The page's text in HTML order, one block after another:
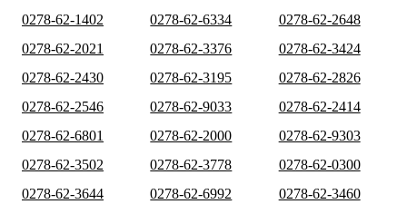
0278-62-1402
0278-62-6334
0278-62-2648
0278-62-2021
0278-62-3376
0278-62-3424
0278-62-2430
0278-62-3195
0278-62-2826
0278-62-2546
0278-62-9033
0278-62-2414
0278-62-6801
0278-62-2000
0278-62-9303
0278-62-3502
0278-62-3778
0278-62-0300
0278-62-3644
0278-62-6992
0278-62-3460